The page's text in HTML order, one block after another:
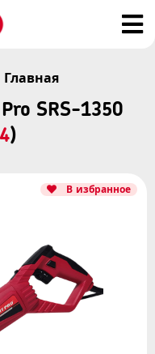
Главная
SRS-1350
)
В избранное